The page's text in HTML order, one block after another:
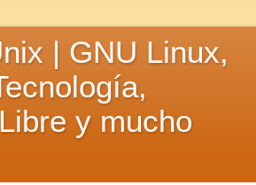
| GNU Linux,
y mucho